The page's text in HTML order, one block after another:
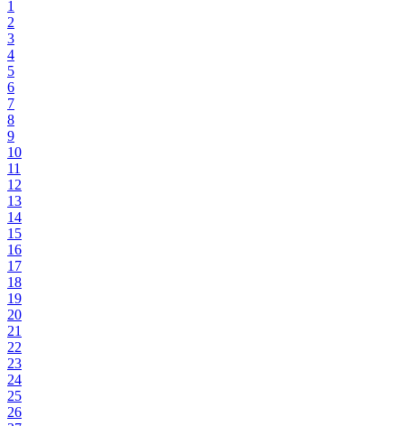
1
2
3
4
5
6
7
8
9
10
11
12
13
14
15
16
17
18
19
20
21
22
23
24
25
26